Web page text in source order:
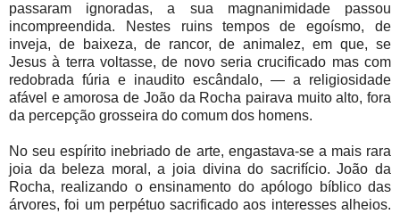
passaram ignoradas, a sua magnanimidade passou
incompreendida. Nestes ruins tempos de egoísmo, de
inveja, de baixeza, de rancor, de animalez, em que, se
Jesus à terra voltasse, de novo seria crucificado mas com
redobrada fúria e inaudito escândalo, — a religiosidade
afável e amorosa de João da Rocha pairava muito alto, fora
da percepção grosseira do comum dos homens.
No seu espírito inebriado de arte, engastava-se a mais rara
joia da beleza moral, a joia divina do sacrifício. João da
Rocha, realizando o ensinamento do apólogo bíblico das
árvores, foi um perpétuo sacrificado aos interesses alheios.